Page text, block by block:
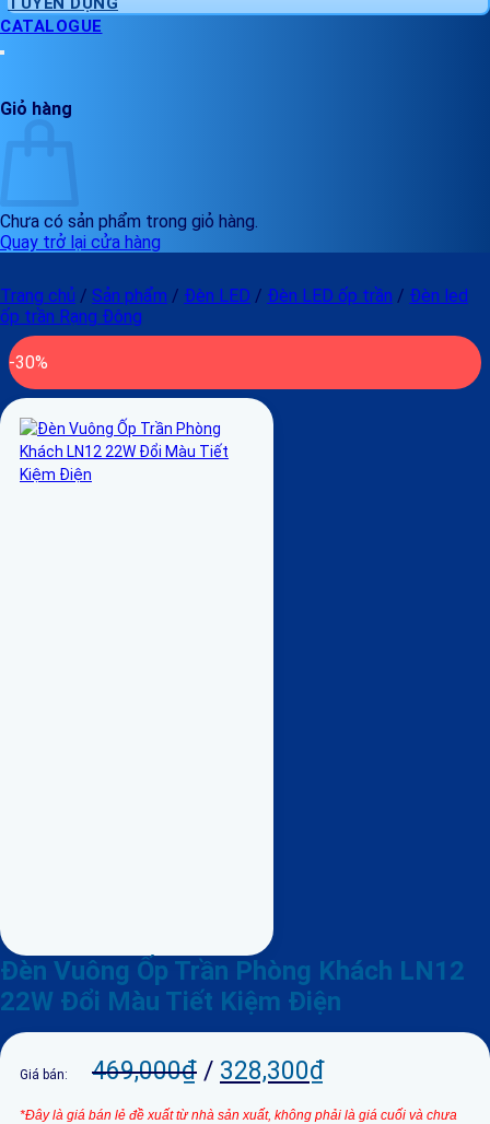
CATALOGUE
Giỏ hàng
Chưa có sản phẩm trong giỏ hàng.
Quay trở lại cửa hàng
Trang chủ / Sản phẩm / Đèn LED / Đèn LED ốp trần / Đèn led
ốp trần Rạng Đông
-30%
Đèn Vuông Ốp Trần Phòng Khách LN12
22W Đổi Màu Tiết Kiệm Điện
Giá bán: 469,000₫ / 328,300₫
*Đây là giá bán lẻ đề xuất từ nhà sản xuất, không phải là giá cuối và chưa